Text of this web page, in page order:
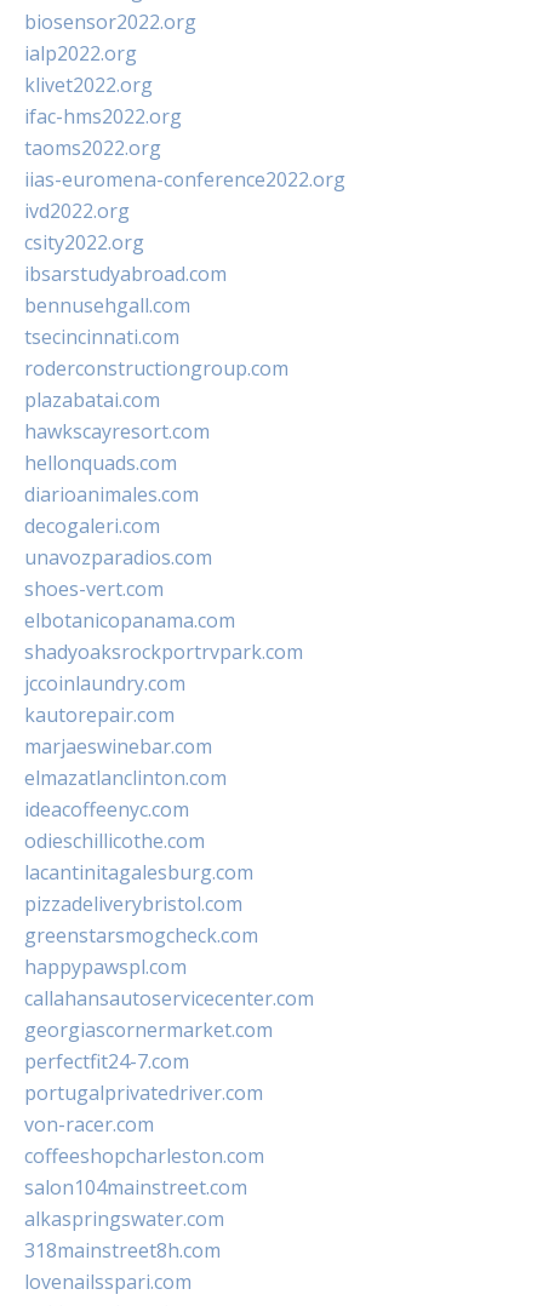
biosensor2022.org
ialp2022.org
klivet2022.org
ifac-hms2022.org
taoms2022.org
iias-euromena-conference2022.org
ivd2022.org
csity2022.org
ibsarstudyabroad.com
bennusehgall.com
tsecincinnati.com
roderconstructiongroup.com
plazabatai.com
hawkscayresort.com
hellonquads.com
diarioanimales.com
decogaleri.com
unavozparadios.com
shoes-vert.com
elbotanicopanama.com
shadyoaksrockportrvpark.com
jccoinlaundry.com
kautorepair.com
marjaeswinebar.com
elmazatlanclinton.com
ideacoffeenyc.com
odieschillicothe.com
lacantinitagalesburg.com
pizzadeliverybristol.com
greenstarsmogcheck.com
happypawspl.com
callahansautoservicecenter.com
georgiascornermarket.com
perfectfit24-7.com
portugalprivatedriver.com
von-racer.com
coffeeshopcharleston.com
salon104mainstreet.com
alkaspringswater.com
318mainstreet8h.com
lovenailsspari.com